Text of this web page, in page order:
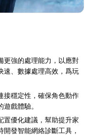
更強的處理能力，以應對
速、數據處理高效，爲玩
接穩定性，確保角色動作
戲體驗。
置優化建議，幫助提升家
發智能網絡診斷工具，